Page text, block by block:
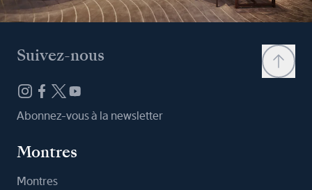
Suivez-nous
Abonnez-vous à la newsletter
Montres
Montres